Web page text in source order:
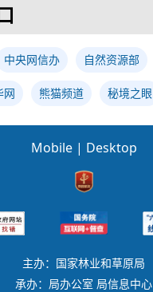
中央网信办 自然资源部
网 熊猫频道 秘境之眼
Mobile | Desktop
主办：国家林业和草原局
承办：局办公室 局信息中心